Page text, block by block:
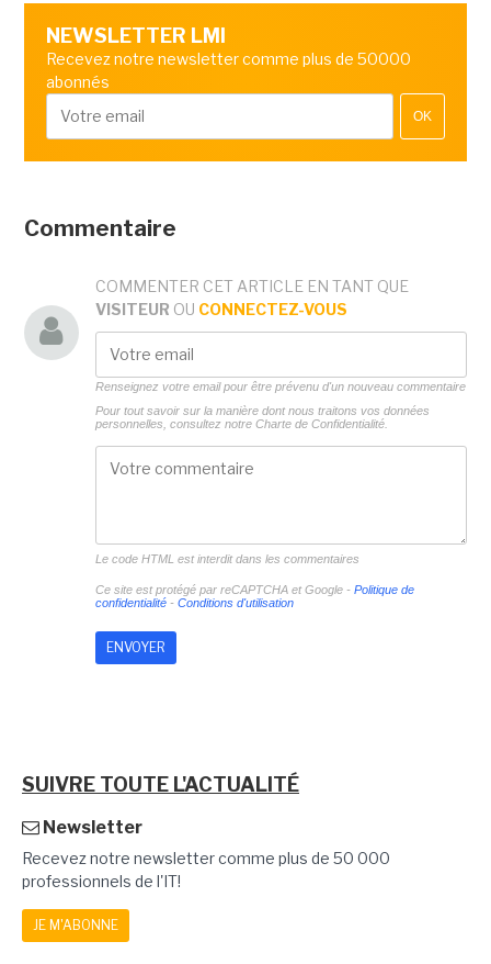
NEWSLETTER LMI
Recevez notre newsletter comme plus de 50000
abonnés
OK
Commentaire
COMMENTER CET ARTICLE EN TANT QUE
VISITEUR OU CONNECTEZ-VOUS
Renseignez votre email pour être prévenu d'un nouveau commentaire
Pour tout savoir sur la manière dont nous traitons vos données
personnelles, consultez notre Charte de Confidentialité.
Le code HTML est interdit dans les commentaires
Ce site est protégé par reCAPTCHA et Google - Politique de
confidentialité- Conditions d'utilisation
SUIVRE TOUTE L'ACTUALITÉ
Newsletter
Recevez notre newsletter comme plus de 50 000
professionnels de l'IT!
JE M'ABONNE